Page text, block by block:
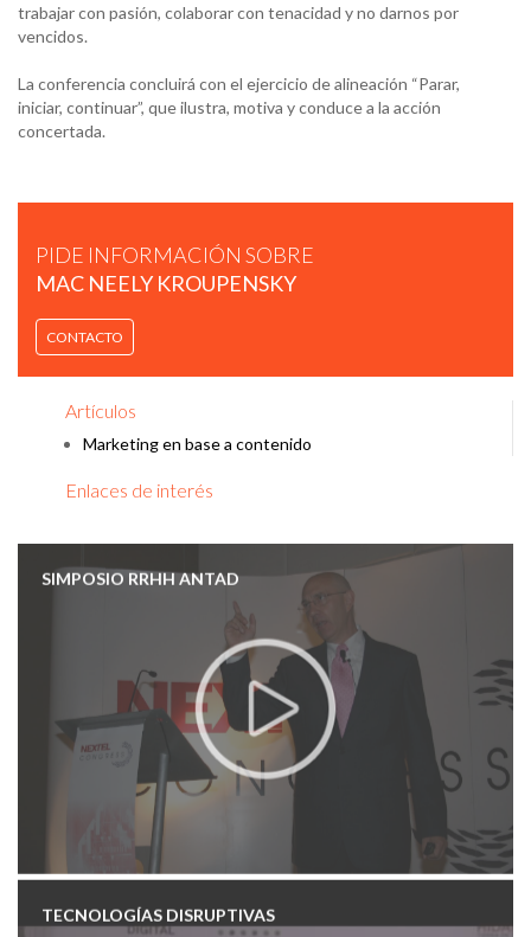
trabajar con pasión, colaborar con tenacidad y no darnos por
vencidos.
La conferencia concluirá con el ejercicio de alineación “Parar,
iniciar, continuar”, que ilustra, motiva y conduce a la acción
concertada.
PIDE INFORMACIÓN SOBRE
MAC NEELY KROUPENSKY
CONTACTO
Artículos
Marketing en base a contenido
Enlaces de interés
TECNOLOGÍAS DISRUPTIVAS
SIMPOSIO RRHH ANTAD
TECNOLOGÍAS DISRUPTIVAS